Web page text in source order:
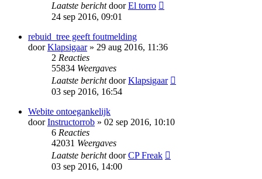
Laatste berichtdoorEl torro
24 sep 2016, 09:01
rebuid_tree geeft foutmelding
doorKlapsigaar» 29 aug 2016, 11:36
2 Reacties
55834 Weergaves
Laatste berichtdoorKlapsigaar
03 sep 2016, 16:54
Webite ontoegankelijk
doorInstructorrob » 02 sep 2016, 10:10
6 Reacties
42031 Weergaves
Laatste berichtdoorCP Freak
03 sep 2016, 14:00